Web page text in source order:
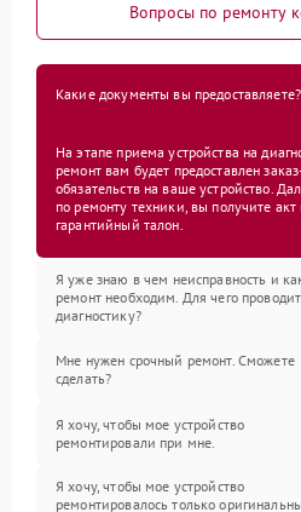
Вопросы по ремонту
Какие документы вы предоставляете?
На этапе приема устройства на
ремонт вам будет предоставлен
обязательств на ваше устройство.
по ремонту техники, вы получите
гарантийный талон.
Я уже знаю в чем неисправность и
ремонт необходим. Для чего
диагностику?
Мне нужен срочный ремонт. Сможете
сделать?
Я хочу, чтобы мое устройство
ремонтировали при мне.
Я хочу, чтобы мое устройство
ремонтировалось только